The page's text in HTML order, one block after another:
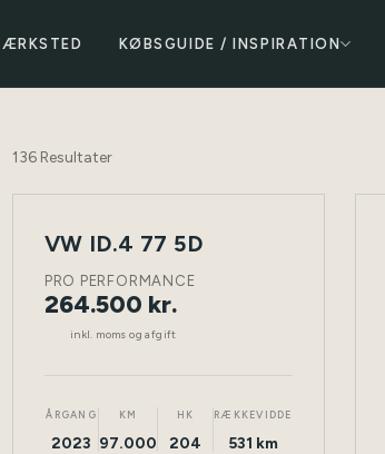
KØBSGUIDE / INSPIRATION
136Resultater
NY
ELEKTRISK
VW ID.4 77 5D
PRO PERFORMANCE
264.500 kr.
inkl. moms og afgift
ÅRGANG
2023
KM
97.000
HK
204
RÆKKEVIDDE
531 km